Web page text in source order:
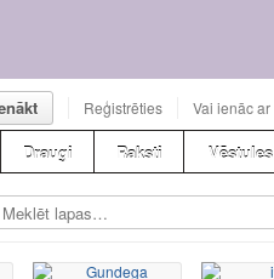
Reģistrēties Vai ienāc ar
Draugi Raksti Vēstules